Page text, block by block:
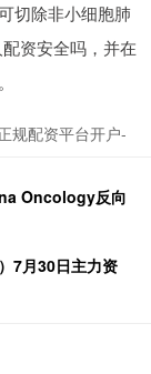
切除非小细胞肺
资安全吗，并在
规配资平台开户-
Oncology反向
7月30日主力资